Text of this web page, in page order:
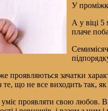
У
А у віці 5
плаче
проявляються зачатки
те, що не все виходить так,
проявляти свою любов.